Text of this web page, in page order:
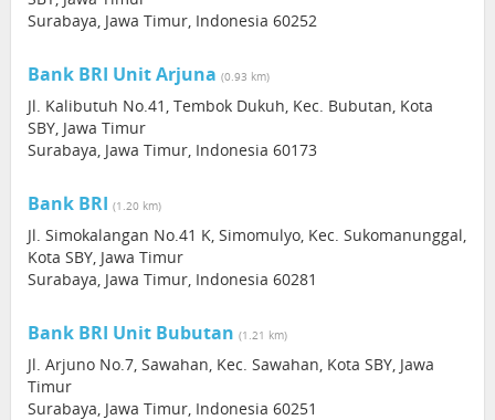
Surabaya, Jawa Timur, Indonesia 60252
Bank BRI Unit Arjuna (0.93 km)
Jl. Kalibutuh No.41, Tembok Dukuh, Kec. Bubutan, Kota
SBY, Jawa Timur
Surabaya, Jawa Timur, Indonesia 60173
Bank BRI (1.20 km)
Jl. Simokalangan No.41 K, Simomulyo, Kec. Sukomanunggal,
Kota SBY, Jawa Timur
Surabaya, Jawa Timur, Indonesia 60281
Bank BRI Unit Bubutan (1.21 km)
Jl. Arjuno No.7, Sawahan, Kec. Sawahan, Kota SBY, Jawa
Timur
Surabaya, Jawa Timur, Indonesia 60251